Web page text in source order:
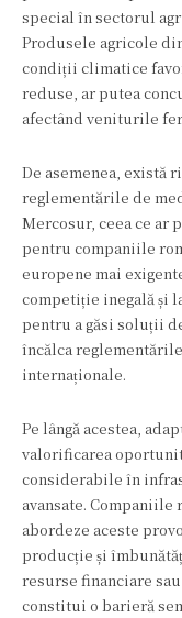
special în sectorul
Produsele agricole
condiții climatice
reduse, ar putea
afectând veniturile
De asemenea, există
reglementările de
Mercosur, ceea ce ar
pentru companiile
europene mai
competiție inegală și
pentru a găsi soluții
încălca
internaționale.
Pe lângă acestea,
valorificarea
considerabile în
avansate.
abordeze aceste
producție și
resurse financiare
constitui o barieră